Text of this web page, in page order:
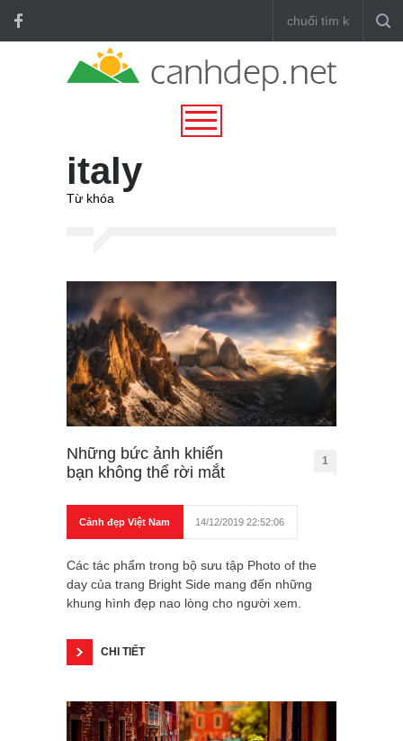
italy
Từ khóa
Những bức ảnh khiến
bạn không thể rời mắt
1
Cảnh đẹp Việt Nam 14/12/2019 22:52:06
Các tác phẩm trong bộ sưu tập Photo of the
day của trang Bright Side mang đến những
khung hình đẹp nao lòng cho người xem.
CHI TIẾT